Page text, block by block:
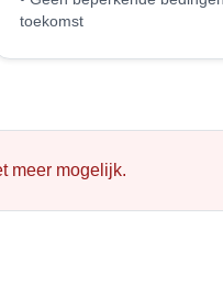
toekomst
meer mogelijk.